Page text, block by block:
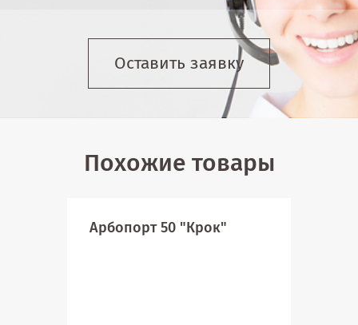
Оставить заявку
Похожие товары
Арбопорт 50 "Крок"